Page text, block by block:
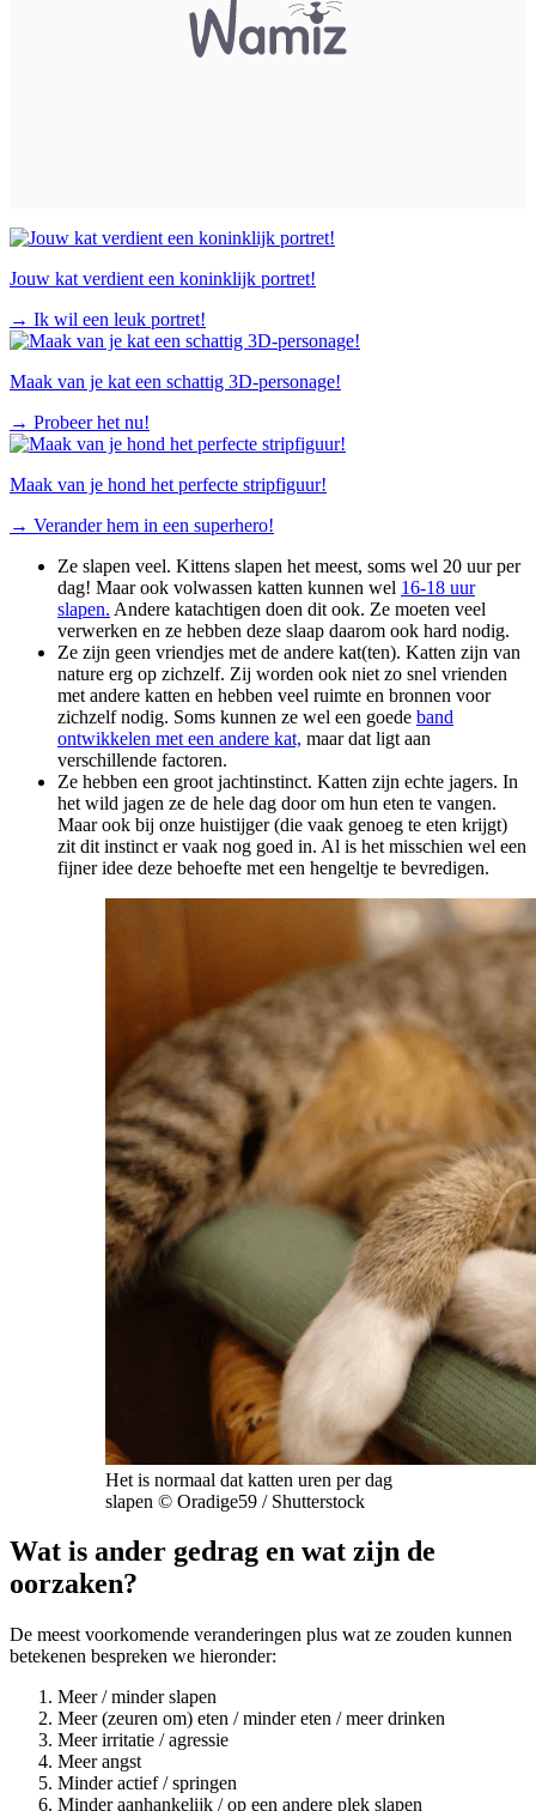
Jouw kat verdient een koninklijk portret!
→ Ik wil een leuk portret!
Maak van je kat een schattig 3D-personage!
→ Probeer het nu!
Maak van je hond het perfecte stripfiguur!
→ Verander hem in een superhero!
Ze slapen veel. Kittens slapen het meest, soms wel 20 uur per
dag! Maar ook volwassen katten kunnen wel 16-18 uur
slapen. Andere katachtigen doen dit ook. Ze moeten veel
verwerken en ze hebben deze slaap daarom ook hard nodig.
Ze zijn geen vriendjes met de andere kat(ten). Katten zijn van
nature erg op zichzelf. Zij worden ook niet zo snel vrienden
met andere katten en hebben veel ruimte en bronnen voor
zichzelf nodig. Soms kunnen ze wel een goede band
ontwikkelen met een andere kat, maar dat ligt aan
verschillende factoren.
Ze hebben een groot jachtinstinct. Katten zijn echte jagers. In
het wild jagen ze de hele dag door om hun eten te vangen.
Maar ook bij onze huistijger (die vaak genoeg te eten krijgt)
zit dit instinct er vaak nog goed in. Al is het misschien wel een
fijner idee deze behoefte met een hengeltje te bevredigen.
Het is normaal dat katten uren per dag
slapen © Oradige59 / Shutterstock
Wat is ander gedrag en wat zijn de
oorzaken?
De meest voorkomende veranderingen plus wat ze zouden kunnen
betekenen bespreken we hieronder:
Meer / minder slapen
Meer (zeuren om) eten / minder eten / meer drinken
Meer irritatie / agressie
Meer angst
Minder actief / springen
Minder aanhankelijk / op een andere plek slapen